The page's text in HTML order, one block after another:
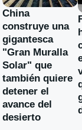
China
construye una
gigantesca
"Gran Muralla
Solar" que
también quiere
detener el
avance del
desierto